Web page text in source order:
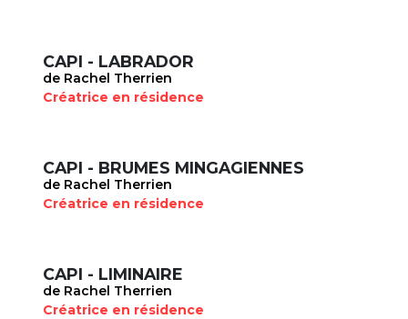
CAPI - LABRADOR
de Rachel Therrien
Créatrice en résidence
CAPI - BRUMES MINGAGIENNES
de Rachel Therrien
Créatrice en résidence
CAPI - LIMINAIRE
de Rachel Therrien
Créatrice en résidence